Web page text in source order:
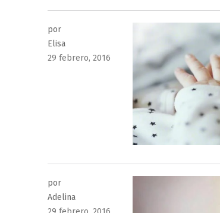
por
Elisa
Publicado
29 febrero, 2016
por
Adelina
Publicado